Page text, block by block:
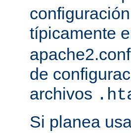
típicamente
de
archivos
Si planea